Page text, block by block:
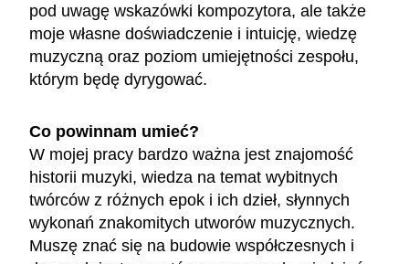
pod uwagę wskazówki kompozytora, ale także
moje własne doświadczenie i intuicję, wiedzę
muzyczną oraz poziom umiejętności zespołu,
którym będę dyrygować.
Co powinnam umieć?
W mojej pracy bardzo ważna jest znajomość
historii muzyki, wiedza na temat wybitnych
twórców z różnych epok i ich dzieł, słynnych
wykonań znakomitych utworów muzycznych.
Muszę znać się na budowie współczesnych i